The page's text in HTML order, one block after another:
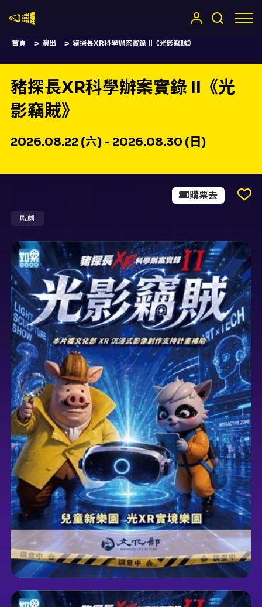
首頁 演出 豬探長XR科學辦案實錄 II《光影竊賊》
豬探長XR科學辦案實錄 II《光
影竊賊》
2026.08.22 (六) - 2026.08.30 (日)
戲劇
購票去